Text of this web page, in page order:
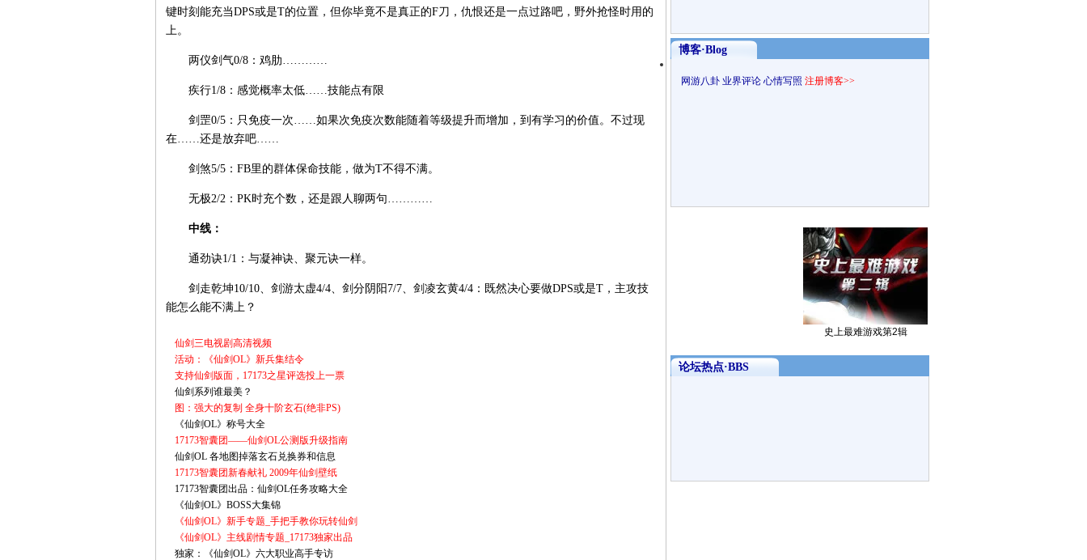
键时刻能充当DPS或是T的位置，但你毕竟不是真正的F刀，仇恨还是一点过路吧，野外抢怪时用的
上。
两仪剑气0/8：鸡肋…………
疾行1/8：感觉概率太低……技能点有限
剑罡0/5：只免疫一次……如果次免疫次数能随着等级提升而增加，到有学习的价值。不过现
在……还是放弃吧……
剑煞5/5：FB里的群体保命技能，做为T不得不满。
无极2/2：PK时充个数，还是跟人聊两句…………
中线：
通劲诀1/1：与凝神诀、聚元诀一样。
剑走乾坤10/10、剑游太虚4/4、剑分阴阳7/7、剑凌玄黄4/4：既然决心要做DPS或是T，主攻技
能怎么能不满上？
仙剑三电视剧高清视频
活动：《仙剑OL》新兵集结令
支持仙剑版面，17173之星评选投上一票
仙剑系列谁最美？
图：强大的复制 全身十阶玄石(绝非PS)
《仙剑OL》称号大全
17173智囊团——仙剑OL公测版升级指南
仙剑OL 各地图掉落玄石兑换券和信息
17173智囊团新春献礼 2009年仙剑壁纸
17173智囊团出品：仙剑OL任务攻略大全
《仙剑OL》BOSS大集锦
《仙剑OL》新手专题_手把手教你玩转仙剑
《仙剑OL》主线剧情专题_17173独家出品
独家：《仙剑OL》六大职业高手专访
博客·Blog
网游八卦 业界评论 心情写照 注册博客>>
史上最难游戏第2辑
论坛热点·BBS